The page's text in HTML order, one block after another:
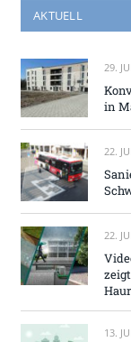
AKTUELL
29.
in
22.
22.
13.